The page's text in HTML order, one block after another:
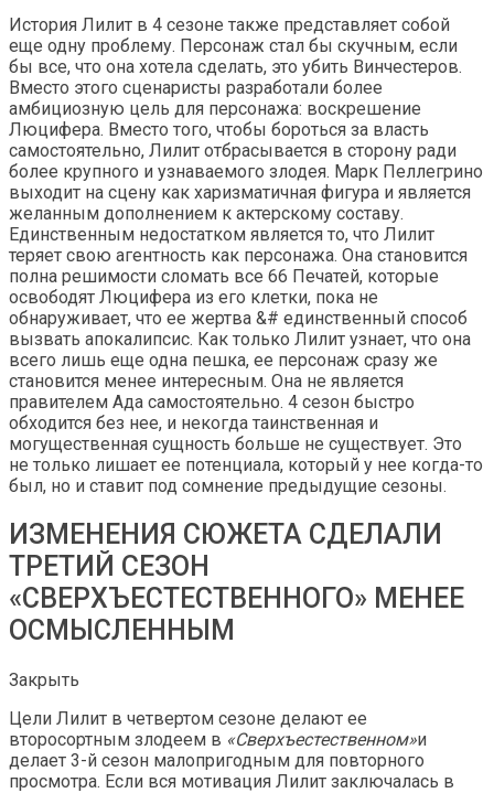
История Лилит в 4 сезоне также представляет собой
еще одну проблему. Персонаж стал бы скучным, если
бы все, что она хотела сделать, это убить Винчестеров.
Вместо этого сценаристы разработали более
амбициозную цель для персонажа: воскрешение
Люцифера. Вместо того, чтобы бороться за власть
самостоятельно, Лилит отбрасывается в сторону ради
более крупного и узнаваемого злодея. Марк Пеллегрино
выходит на сцену как харизматичная фигура и является
желанным дополнением к актерскому составу.
Единственным недостатком является то, что Лилит
теряет свою агентность как персонажа. Она становится
полна решимости сломать все 66 Печатей, которые
освободят Люцифера из его клетки, пока не
обнаруживает, что ее жертва &# единственный способ
вызвать апокалипсис. Как только Лилит узнает, что она
всего лишь еще одна пешка, ее персонаж сразу же
становится менее интересным. Она не является
правителем Ада самостоятельно. 4 сезон быстро
обходится без нее, и некогда таинственная и
могущественная сущность больше не существует. Это
не только лишает ее потенциала, который у нее когда-то
был, но и ставит под сомнение предыдущие сезоны.
ИЗМЕНЕНИЯ СЮЖЕТА СДЕЛАЛИ
ТРЕТИЙ СЕЗОН
«СВЕРХЪЕСТЕСТВЕННОГО» МЕНЕЕ
ОСМЫСЛЕННЫМ
Закрыть
Цели Лилит в четвертом сезоне делают ее
второсортным злодеем в «Сверхъестественном»и
делает 3-й сезон малопригодным для повторного
просмотра. Если вся мотивация Лилит заключалась в